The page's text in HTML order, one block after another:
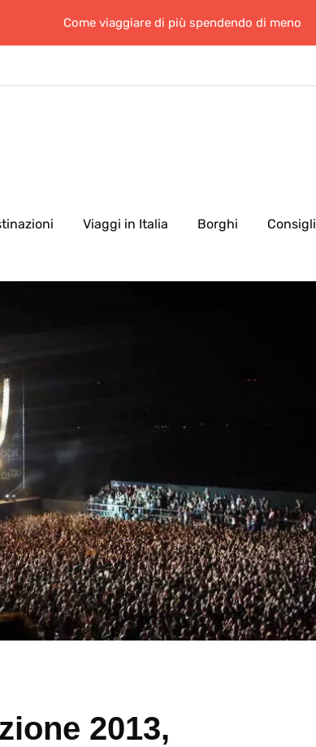
Come viaggiare di più spendendo di meno
Viaggi in Italia Borghi Consigli
2013,